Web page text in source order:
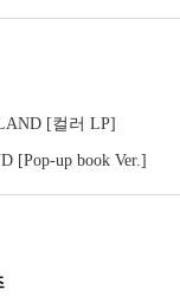
[컬러 LP]
[Pop-up book Ver.]